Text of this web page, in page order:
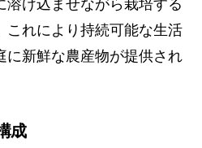
溶け込ませながら栽培する
これにより持続可能な生活
に新鮮な農産物が提供され
成